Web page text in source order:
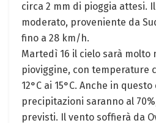
circa 2 mm di pioggia attesi.
moderato, proveniente da
fino a 28 km/h.
Martedì 16 il cielo sarà molto
pioviggine, con temperature
12°C ai 15°C. Anche in questo
precipitazioni saranno al
previsti. Il vento soffierà da